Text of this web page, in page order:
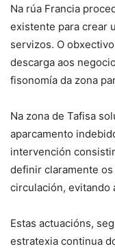
Na rúa Francia
existente para crear
servizos. O
descarga aos
fisonomía da zona
Na zona de Tafisa
aparcamento
intervención
definir claramente
circulación, evitando
Estas actuacións,
estratexia continua